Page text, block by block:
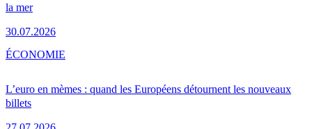
la mer
30.07.2026
L’euro en mèmes : quand les Européens détournent les nouveaux
billets
ÉCONOMIE